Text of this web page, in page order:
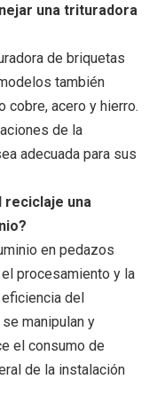
una trituradora
de briquetas
también
cobre, acero y hierro.
de la
adecuada para sus
reciclaje una
en pedazos
procesamiento y la
del
manipulan y
el consumo de
de la instalación